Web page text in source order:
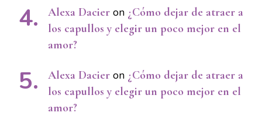
Alexa Dacier on ¿Cómo dejar de atraer a
los capullos y elegir un poco mejor en el
amor?
Alexa Dacier on ¿Cómo dejar de atraer a
los capullos y elegir un poco mejor en el
amor?